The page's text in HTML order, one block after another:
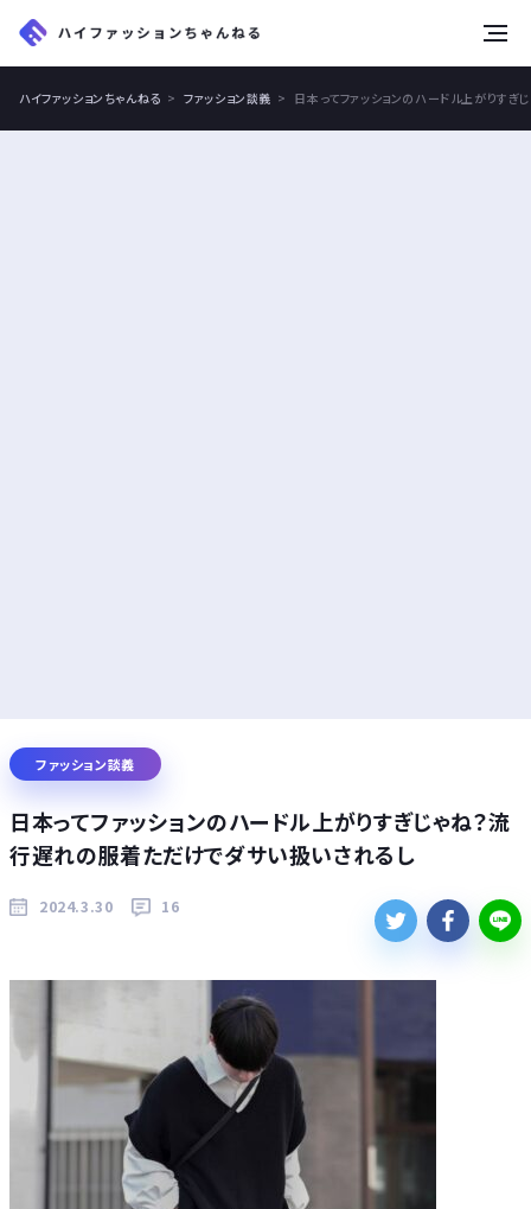
ハイファッションちゃんねる ファッション談義 日本ってファッションのハードル上がりす
ファッション談義
日本ってファッションのハードル上がりすぎじゃね？流
行遅れの服着ただけでダサい扱いされるし
2024.3.30 16